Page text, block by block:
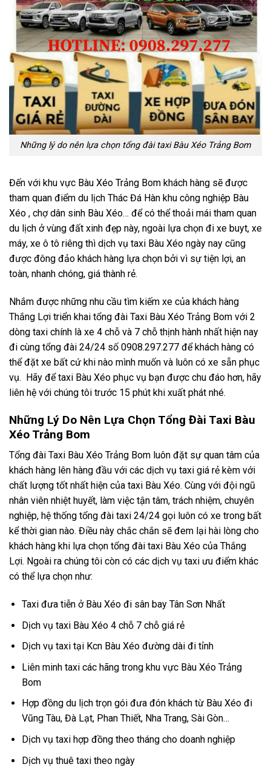
Những lý do nên lựa chọn tổng đài taxi Bàu Xéo Trảng Bom
Đến với khu vực Bàu Xéo Trảng Bom khách hàng sẽ được
tham quan điểm du lịch Thác Đá Hàn khu công nghiệp Bàu
Xéo , chợ dân sinh Bàu Xéo… để có thể thoải mái tham quan
du lịch ở vùng đất xinh đẹp này, ngoài lựa chọn đi xe buyt, xe
máy, xe ô tô riêng thì dịch vụ taxi Bàu Xéo ngày nay cũng
được đông đảo khách hàng lựa chọn bởi vì sự tiện lợi, an
toàn, nhanh chóng, giá thành rẻ.
Nhắm được những nhu cầu tìm kiếm xe của khách hàng
Thắng Lợi triển khai tổng đài Taxi Bàu Xéo Trảng Bom với 2
dòng taxi chính là xe 4 chỗ và 7 chỗ thịnh hành nhất hiện nay
đi cùng tổng đài 24/24 số 0908.297.277 để khách hàng có
thể đặt xe bất cứ khi nào mình muốn và luôn có xe sẵn phục
vụ. Hãy để taxi Bàu Xéo phục vụ bạn được chu đáo hơn, hãy
liên hệ với chúng tôi trước 15 phút khi xuất phát nhé.
Những Lý Do Nên Lựa Chọn Tổng Đài Taxi Bàu
Xéo Trảng Bom
Tổng đài Taxi Bàu Xéo Trảng Bom luôn đặt sự quan tâm của
khách hàng lên hàng đầu với các dịch vụ taxi giá rẻ kèm với
chất lượng tốt nhất hiện của taxi Bàu Xéo. Cùng với đội ngũ
nhân viên nhiệt huyết, làm việc tận tâm, trách nhiệm, chuyên
nghiệp, hệ thống tổng đài taxi 24/24 gọi luôn có xe trong bất
kể thời gian nào. Điều này chắc chắn sẽ đem lại hài lòng cho
khách hàng khi lựa chọn tổng đài taxi Bàu Xéo của Thắng
Lợi. Ngoài ra chúng tôi còn có các dịch vụ taxi ưu điểm khác
có thể lựa chọn như:
Taxi đưa tiễn ở Bàu Xéo đi sân bay Tân Sơn Nhất
Dịch vụ taxi Bàu Xéo 4 chỗ 7 chỗ giá rẻ
Dịch vụ taxi tại Kcn Bàu Xéo đường dài đi tỉnh
Liên minh taxi các hãng trong khu vực Bàu Xéo Trảng
Bom
Hợp đồng du lịch trọn gói đưa đón khách từ Bàu Xéo đi
Vũng Tàu, Đà Lạt, Phan Thiết, Nha Trang, Sài Gòn…
Dịch vụ taxi hợp đồng theo tháng cho doanh nghiệp
Dịch vụ thuê taxi theo ngày